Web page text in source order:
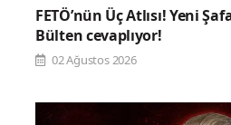
FETÖ’nün Üç Atlısı! Yeni
Bülten cevaplıyor!
02 Ağustos 2026